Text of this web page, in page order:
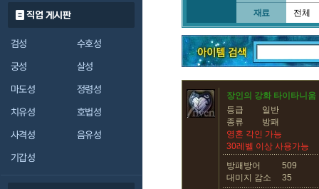
직업 게시판
검성
수호성
궁성
살성
마도성
정령성
치유성
호법성
사격성
음유성
기갑성
재료 전체
장인의 강화 타이타니움
등급
일반
종류
방패
영혼 각인 가능
30레벨 이상 사용가능
방패방어
509
대미지 감소
35